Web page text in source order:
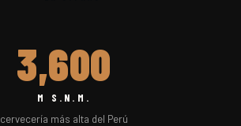
3,600
M S.N.M.
cervecería más alta del Perú